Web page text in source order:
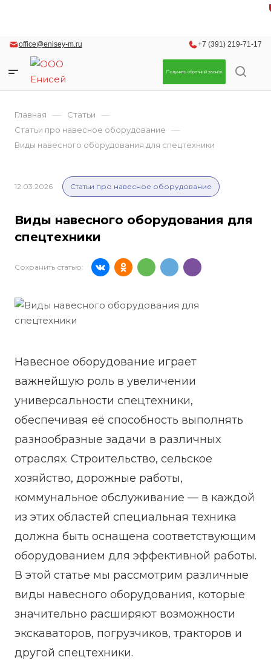
office@enisey-m.ru +7 (391) 219-71-17
Получить обратный звонок
Главная — Статьи —
Статьи про навесное оборудование —
Виды навесного оборудования для спецтехники
12.03.2026 Статьи про навесное оборудование
Виды навесного оборудования для
спецтехники
Сохранить статью:
Навесное оборудование играет
важнейшую роль в увеличении
универсальности спецтехники,
обеспечивая её способность выполнять
разнообразные задачи в различных
отраслях. Строительство, сельское
хозяйство, дорожные работы,
коммунальное обслуживание — в каждой
из этих областей специальная техника
должна быть оснащена соответствующим
оборудованием для эффективной работы.
В этой статье мы рассмотрим различные
виды навесного оборудования, которые
значительно расширяют возможности
экскаваторов, погрузчиков, тракторов и
другой спецтехники.